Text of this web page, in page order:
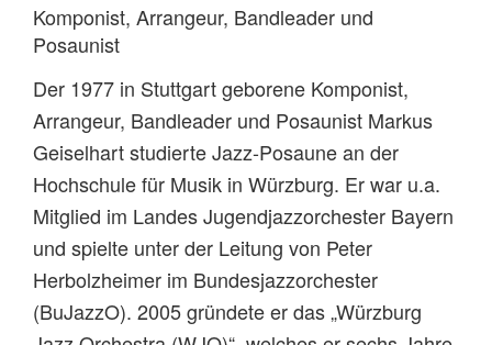
Komponist, Arrangeur, Bandleader und
Posaunist
Der 1977 in Stuttgart geborene Komponist,
Arrangeur, Bandleader und Posaunist Markus
Geiselhart studierte Jazz-Posaune an der
Hochschule für Musik in Würzburg. Er war u.a.
Mitglied im Landes Jugendjazzorchester Bayern
und spielte unter der Leitung von Peter
Herbolzheimer im Bundesjazzorchester
(BuJazzO). 2005 gründete er das „Würzburg